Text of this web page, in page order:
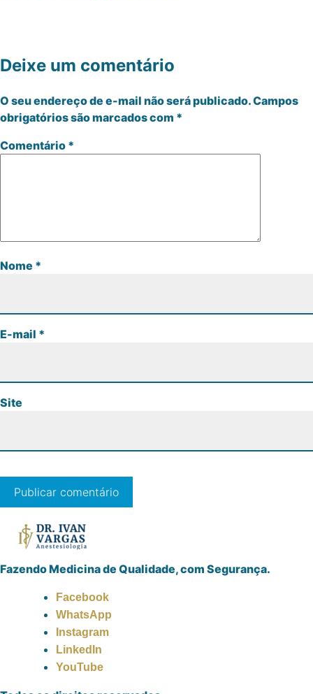
Deixe um comentário
O seu endereço de e-mail não será publicado.Campos
obrigatórios são marcados com *
Comentário *
Nome *
E-mail *
Site
Fazendo Medicina de Qualidade, com Segurança.
Facebook
WhatsApp
Instagram
LinkedIn
YouTube